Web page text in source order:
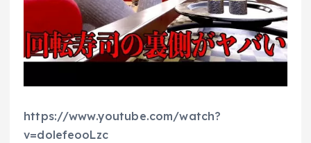
https://www.youtube.com/watch?
v=dolefeooLzc